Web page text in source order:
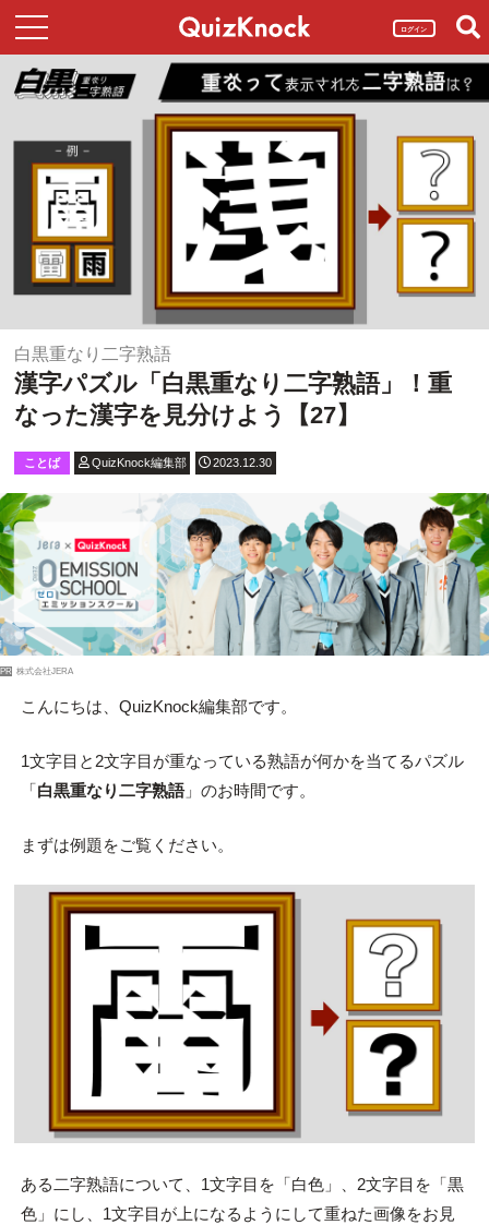
ログイン
白黒重なり二字熟語
漢字パズル「白黒重なり二字熟語」！重
なった漢字を見分けよう【27】
ことば QuizKnock編集部 2023.12.30
PR 株式会社JERA
こんにちは、QuizKnock編集部です。
1文字目と2文字目が重なっている熟語が何かを当てるパズル
「白黒重なり二字熟語」のお時間です。
まずは例題をご覧ください。
ある二字熟語について、1文字目を「白色」、2文字目を「黒
色」にし、1文字目が上になるようにして重ねた画像をお見